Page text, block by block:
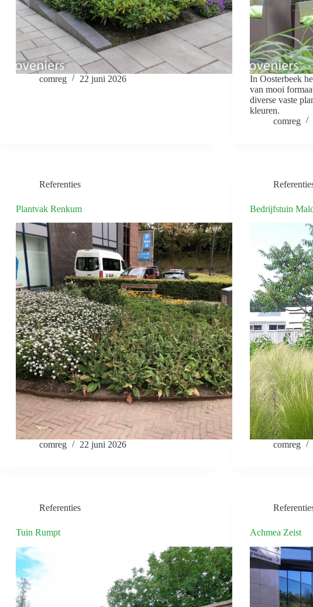
comreg 22 juni 2026
In Oosterbeek
van mooi
diverse vaste
kleuren.
comreg
Referenties
Plantvak Renkum
comreg 22 juni 2026
Bedrijfstuin
comreg
Referenties
Tuin Rumpt Achmea Zeist